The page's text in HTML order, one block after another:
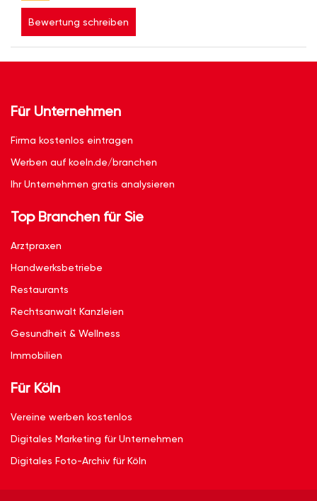
Bewertung schreiben
Für Unternehmen
Firma kostenlos eintragen
Werben auf koeln.de/branchen
Ihr Unternehmen gratis analysieren
Top Branchen für Sie
Arztpraxen
Handwerksbetriebe
Restaurants
Rechtsanwalt Kanzleien
Gesundheit & Wellness
Immobilien
Für Köln
Vereine werben kostenlos
Digitales Marketing für Unternehmen
Digitales Foto-Archiv für Köln